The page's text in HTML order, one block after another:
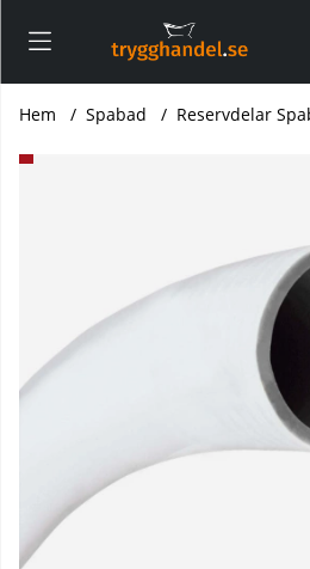
Hem Spabad Reservdelar
Produktbilder PVC Slang spabad 2"